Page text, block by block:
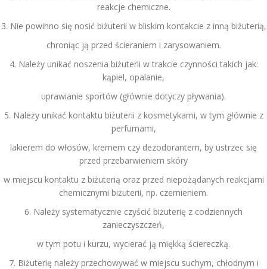
reakcje chemiczne.
3. Nie powinno się nosić biżuterii w bliskim kontakcie z inną biżuterią,
chroniąc ją przed ścieraniem i zarysowaniem.
4. Należy unikać noszenia biżuterii w trakcie czynności takich jak:
kąpiel, opalanie,
uprawianie sportów (głównie dotyczy pływania).
5. Należy unikać kontaktu biżuterii z kosmetykami, w tym głównie z
perfumami,
lakierem do włosów, kremem czy dezodorantem, by ustrzec się
przed przebarwieniem skóry
w miejscu kontaktu z biżuterią oraz przed niepożądanych reakcjami
chemicznymi biżuterii, np. czernieniem.
6. Należy systematycznie czyścić biżuterię z codziennych
zanieczyszczeń,
w tym potu i kurzu, wycierać ją miękką ściereczką.
7. Biżuterię należy przechowywać w miejscu suchym, chłodnym i